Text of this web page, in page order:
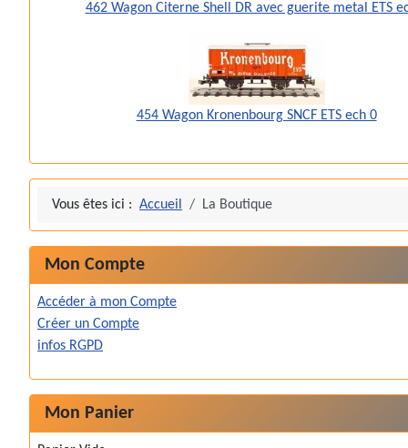
462 Wagon Citerne Shell DR avec guerite metal ETS
454 Wagon Kronenbourg SNCF ETS ech 0
Vous êtes ici : Accueil La Boutique
Mon Compte
Accéder à mon Compte
Créer un Compte
infos RGPD
Mon Panier